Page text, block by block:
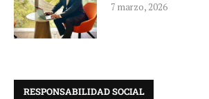
7 marzo, 2026
RESPONSABILIDAD SOCIAL